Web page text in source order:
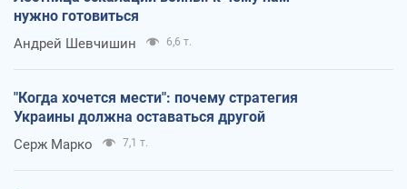
нужно готовиться
Андрей Шевчишин 6,6 т.
"Когда хочется мести": почему стратегия
Украины должна оставаться другой
Серж Марко 7,1 т.